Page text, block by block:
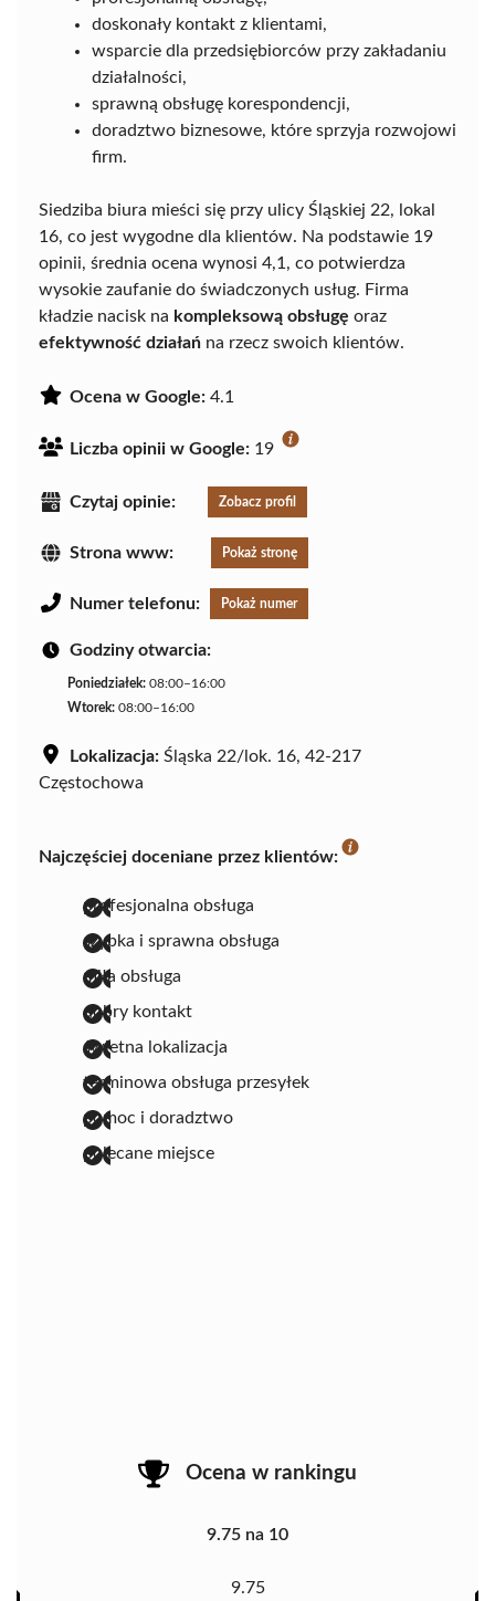
doskonały kontakt z klientami,
wsparcie dla przedsiębiorców przy zakładaniu
działalności,
sprawną obsługę korespondencji,
doradztwo biznesowe, które sprzyja rozwojowi
firm.
Siedziba biura mieści się przy ulicy Śląskiej 22, lokal
16, co jest wygodne dla klientów. Na podstawie 19
opinii, średnia ocena wynosi 4,1, co potwierdza
wysokie zaufanie do świadczonych usług. Firma
kładzie nacisk na kompleksową obsługę oraz
efektywność działań na rzecz swoich klientów.
Ocena w Google: 4.1
Liczba opinii w Google: 19
Czytaj opinie: Zobacz profil
Strona www: Pokaż stronę
Numer telefonu: Pokaż numer
Godziny otwarcia:
Poniedziałek: 08:00–16:00
Wtorek: 08:00–16:00
Lokalizacja: Śląska 22/lok. 16, 42-217
Częstochowa
Najczęściej doceniane przez klientów:
profesjonalna obsługa
szybka i sprawna obsługa
miła obsługa
dobry kontakt
świetna lokalizacja
terminowa obsługa przesyłek
pomoc i doradztwo
polecane miejsce
Ocena w rankingu
9.75 na 10
9.75